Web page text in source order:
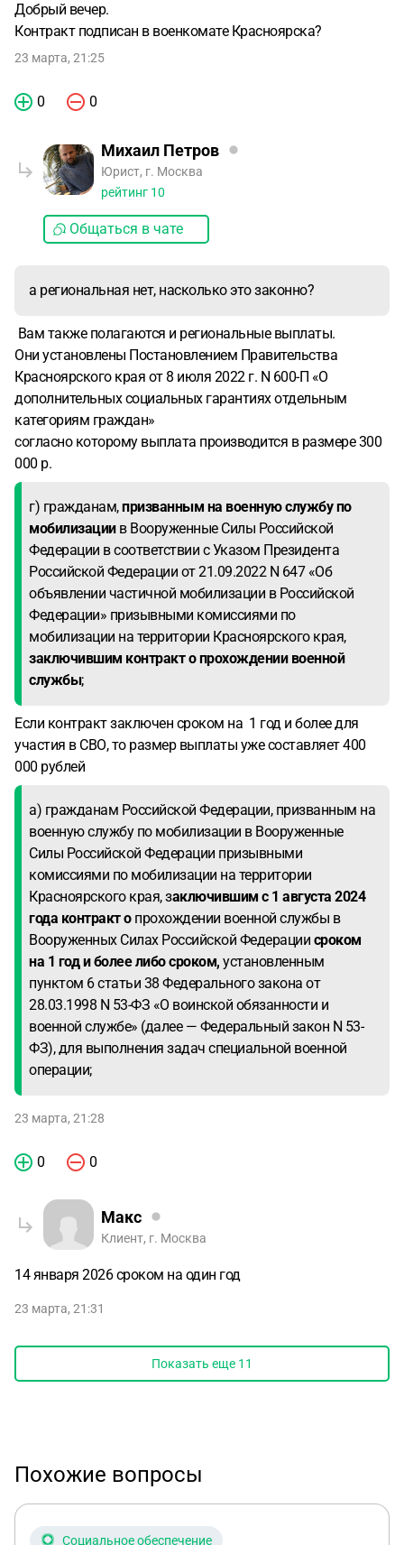
Добрый вечер.
Контракт подписан в военкомате Красноярска?
23 марта, 21:25
0 0
Михаил Петров
Юрист, г. Москва
рейтинг 10
Общаться в чате
а региональная нет, насколько это законно?
Вам также полагаются и региональные выплаты.
Они установлены Постановлением Правительства
Красноярского края от 8 июля 2022 г. N 600-П «О
дополнительных социальных гарантиях отдельным
категориям граждан»
согласно которому выплата производится в размере 300
000 р.
г) гражданам,призванным на военную службу по
мобилизациив Вооруженные Силы Российской
Федерации в соответствии с Указом Президента
Российской Федерации от 21.09.2022 N 647 «Об
объявлении частичной мобилизации в Российской
Федерации» призывными комиссиями по
мобилизации на территории Красноярского края,
заключившим контракт о прохождении военной
службы;
Если контракт заключен сроком на 1 год и более для
участия в СВО, то размер выплаты уже составляет 400
000 рублей
а) гражданам Российской Федерации, призванным на
военную службу по мобилизации в Вооруженные
Силы Российской Федерации призывными
комиссиями по мобилизации на территории
Красноярского края, заключившим с 1 августа 2024
года контракт опрохождении военной службы в
Вооруженных Силах Российской Федерации сроком
на 1 год и более либо сроком, установленным
пунктом 6 статьи 38 Федерального закона от
28.03.1998 N 53-ФЗ «О воинской обязанности и
военной службе» (далее — Федеральный закон N 53-
ФЗ), для выполнения задач специальной военной
операции;
23 марта, 21:28
0 0
Макс
Клиент, г. Москва
14 января 2026 сроком на один год
23 марта, 21:31
Показать еще 11
Похожие вопросы
Социальное обеспечение